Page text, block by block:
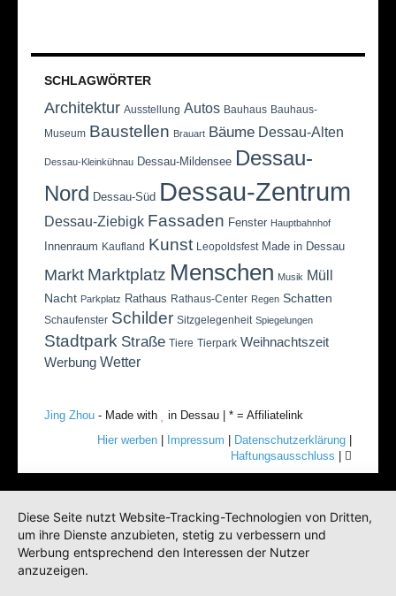
SCHLAGWÖRTER
Architektur Ausstellung Autos Bauhaus Bauhaus-
Museum Baustellen Brauart Bäume Dessau-Alten
Dessau-Kleinkühnau Dessau-Mildensee Dessau-
Nord Dessau-Süd Dessau-Zentrum
Dessau-Ziebigk Fassaden Fenster Hauptbahnhof
Innenraum Kaufland Kunst Leopoldsfest Made in Dessau
Markt Marktplatz Menschen Musik Müll
Nacht Parkplatz Rathaus Rathaus-Center Regen Schatten
Schaufenster Schilder Sitzgelegenheit Spiegelungen
Stadtpark Straße Tiere Tierpark Weihnachtszeit
Werbung Wetter
Jing Zhou - Made with
in Dessau | * = Affiliatelink
Hier werben
Impressum Datenschutzerklärung
Haftungsausschluss
Diese Seite nutzt Website-Tracking-Technologien von Dritten,
um ihre Dienste anzubieten, stetig zu verbessern und
Werbung entsprechend den Interessen der Nutzer
anzuzeigen.